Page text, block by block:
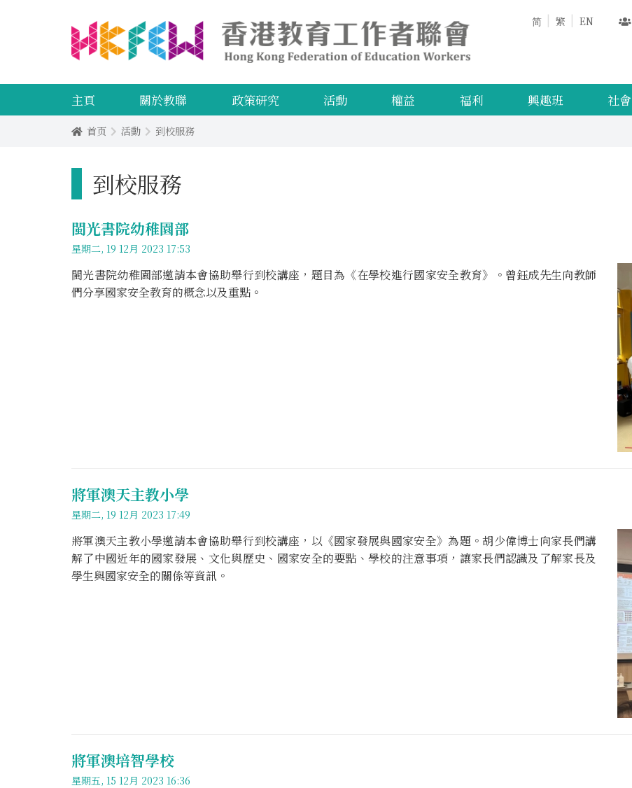
简 繁 EN
主頁 關於教聯 政策研究 活動 權益 福利 興趣班 社會
首页 活動 到校服務
到校服務
閩光書院幼稚園部
星期二, 19 12月 2023 17:53
閩光書院幼稚園部邀請本會協助舉行到校講座，題目為《在學校進行國家安全教育》。曾鈺成先生向教師
們分享國家安全教育的概念以及重點。
將軍澳天主教小學
星期二, 19 12月 2023 17:49
將軍澳天主教小學邀請本會協助舉行到校講座，以《國家發展與國家安全》為題。胡少偉博士向家長們講
解了中國近年的國家發展、文化與歷史、國家安全的要點、學校的注意事項，讓家長們認識及了解家長及
學生與國家安全的關係等資訊。
將軍澳培智學校
星期五, 15 12月 2023 16:36